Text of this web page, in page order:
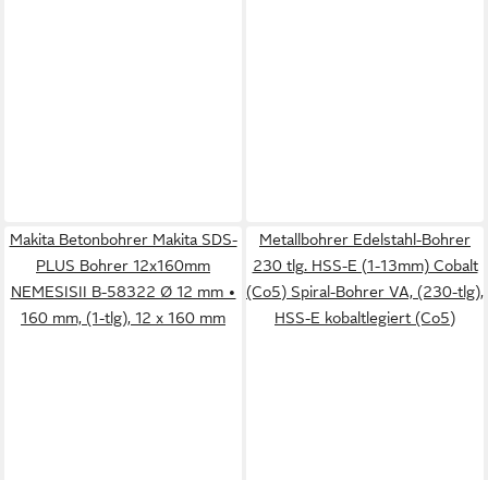
Makita Betonbohrer Makita SDS-
PLUS Bohrer 12x160mm
NEMESISII B-58322 Ø 12 mm •
160 mm, (1-tlg), 12 x 160 mm
Metallbohrer Edelstahl-Bohrer
230 tlg. HSS-E (1-13mm) Cobalt
(Co5) Spiral-Bohrer VA, (230-tlg),
HSS-E kobaltlegiert (Co5)